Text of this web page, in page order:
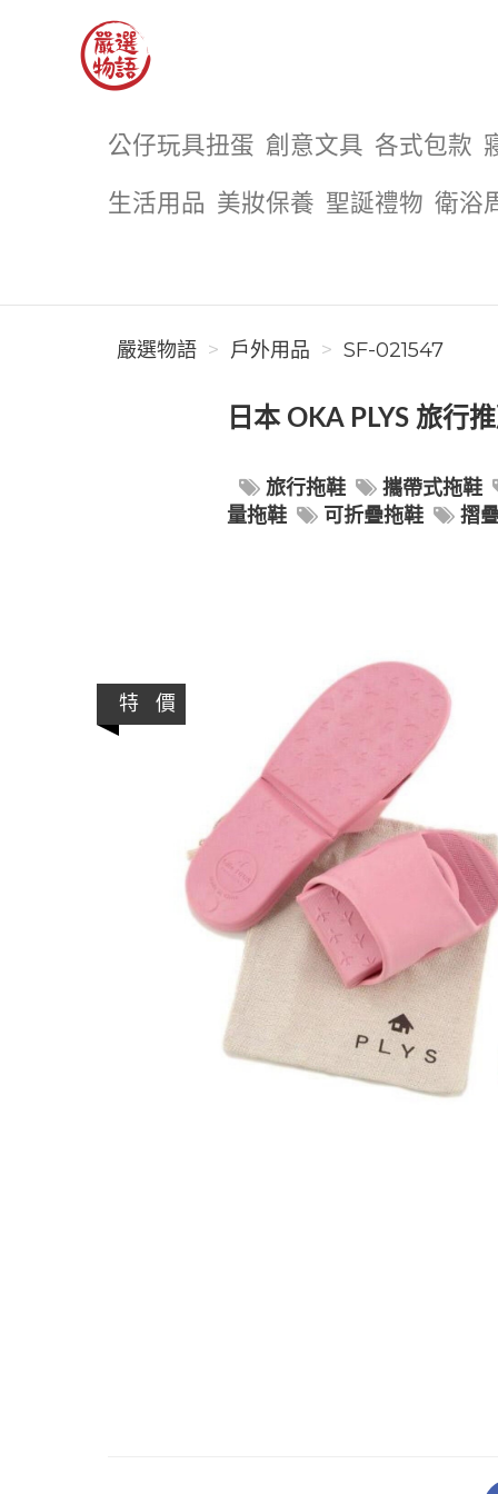
公仔玩具扭蛋 創意文具 各式包款
生活用品 美妝保養 聖誕禮物 衛浴
嚴選物語 戶外用品 SF-021547
日本 OKA PLYS 旅行
旅行拖鞋
攜帶式拖鞋
量拖鞋
可折疊拖鞋 摺
特 價